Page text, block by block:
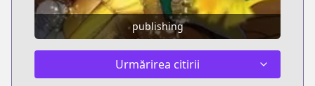
publishing
Urmărirea citirii